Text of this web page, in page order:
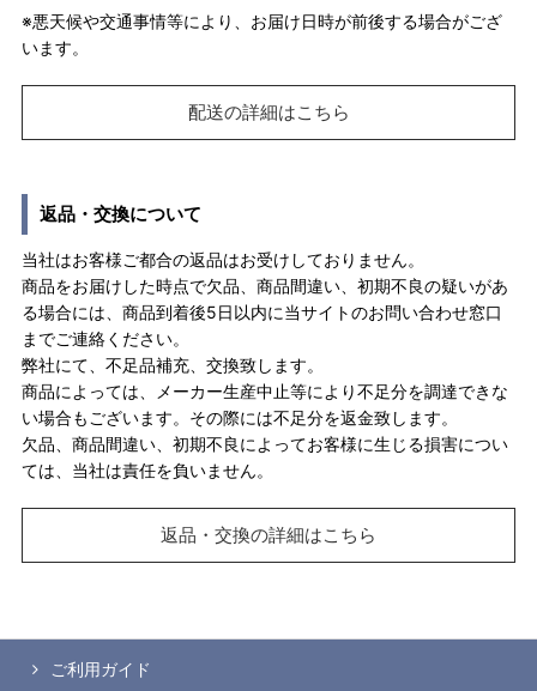
※悪天候や交通事情等により、お届け日時が前後する場合がござ
います。
配送の詳細はこちら
返品・交換について
当社はお客様ご都合の返品はお受けしておりません。
商品をお届けした時点で欠品、商品間違い、初期不良の疑いがあ
る場合には、商品到着後5日以内に当サイトのお問い合わせ窓口
までご連絡ください。
弊社にて、不足品補充、交換致します。
商品によっては、メーカー生産中止等により不足分を調達できな
い場合もございます。その際には不足分を返金致します。
欠品、商品間違い、初期不良によってお客様に生じる損害につい
ては、当社は責任を負いません。
返品・交換の詳細はこちら
ご利用ガイド